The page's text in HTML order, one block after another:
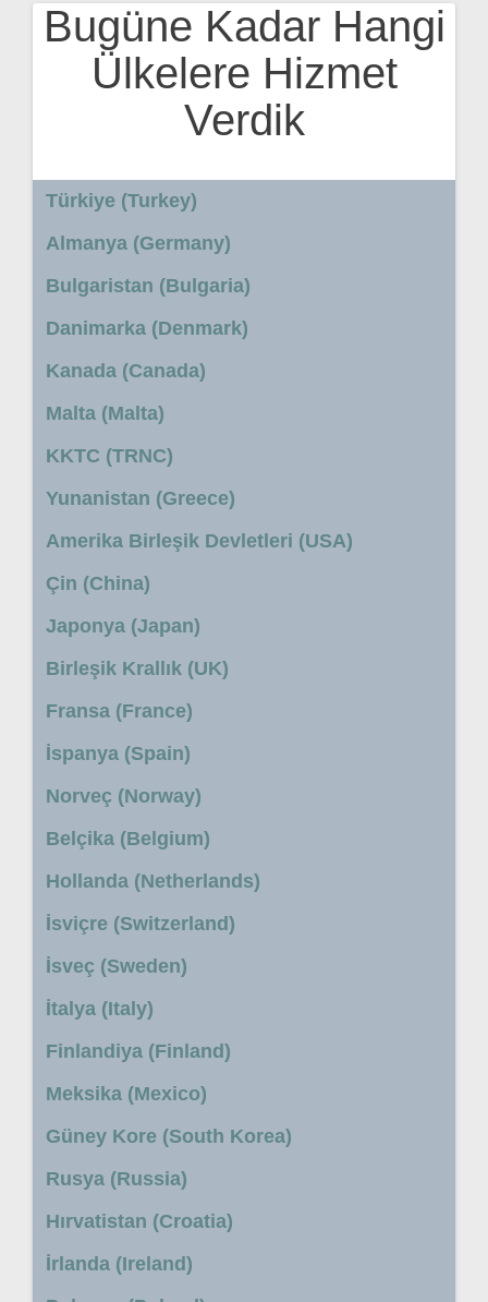
Bugüne Kadar Hangi
Ülkelere Hizmet
Verdik
Türkiye (Turkey)
Almanya (Germany)
Bulgaristan (Bulgaria)
Danimarka (Denmark)
Kanada (Canada)
Malta (Malta)
KKTC (TRNC)
Yunanistan (Greece)
Amerika Birleşik Devletleri (USA)
Çin (China)
Japonya (Japan)
Birleşik Krallık (UK)
Fransa (France)
İspanya (Spain)
Norveç (Norway)
Belçika (Belgium)
Hollanda (Netherlands)
İsviçre (Switzerland)
İsveç (Sweden)
İtalya (Italy)
Finlandiya (Finland)
Meksika (Mexico)
Güney Kore (South Korea)
Rusya (Russia)
Hırvatistan (Croatia)
İrlanda (Ireland)